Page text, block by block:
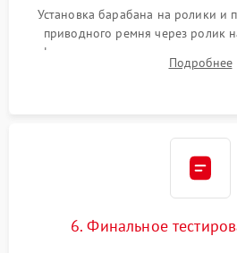
Установка барабана на ролики и
приводного ремня через ролик
фиксация всех узлов,
модулю управления. МонтажПодробнее
6. Финальное